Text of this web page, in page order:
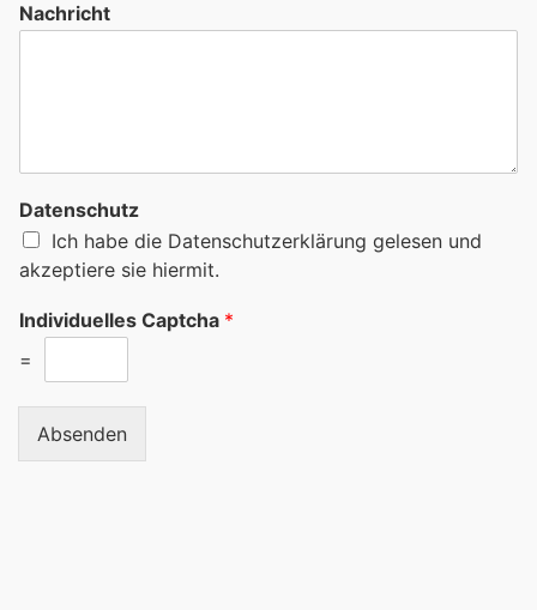
Nachricht
Datenschutz
Ich habe die Datenschutzerklärung gelesen und
akzeptiere sie hiermit.
Individuelles Captcha *
=
Absenden